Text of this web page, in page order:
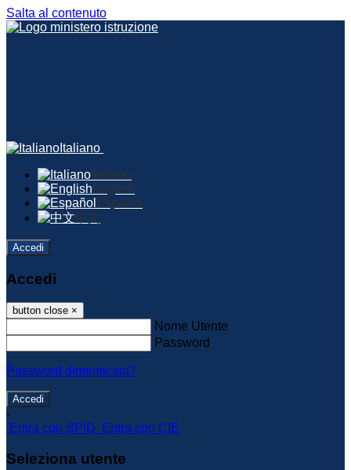
Salta al contenuto
Italiano
Italiano
English
Español
中文
Accedi
Accedi
button close ×
Nome Utente
Password
Password dimenticata?
-
Entra con SPID
Entra con CIE
Seleziona utente